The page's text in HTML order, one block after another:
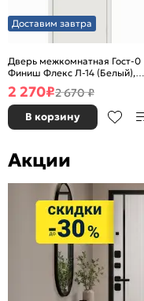
Доставим завтра
Дверь межкомнатная Гост-0
Финиш Флекс Л-14 (Белый),
глухая, каркасно-щитовая
2 270₽2 670 ₽
В корзину
Акции